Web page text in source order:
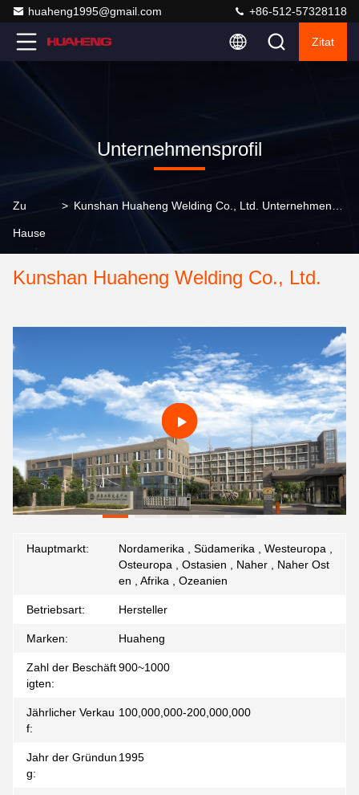
huaheng1995@gmail.com +86-512-57328118
Zitat
Unternehmensprofil
Zu
Hause
>
Kunshan Huaheng Welding Co., Ltd.
Hauptmarkt:
Nordamerika , Südamerika , Westeuropa ,
Osteuropa , Ostasien , Naher , Naher Ost
en , Afrika , Ozeanien
Betriebsart: Hersteller
Marken: Huaheng
Zahl der Beschäft
igten:
900~1000
Jährlicher Verkau
f:
100,000,000-200,000,000
Jahr der Gründun
g:
1995